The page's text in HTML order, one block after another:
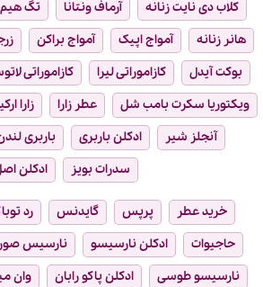
کلاب دی نایت زنانه
آرماف ونتانا تگ هیم
هانر زنانه
آمواج اپیک آمواج براکن
بوکت آیدل
کازاموراتی لیرا کازاموراتی
ویکتوریا سکرت بامب شل
عطر زارا زارا
آنجلز شیر
ادکلن باربری باربری
سدرات بویز
ادکلن
خرید عطر پرپس گایدنس رد
حاجیوات
ادکلن نارسیسو نارسیس
نارسیسو طوسی
ادکلن پاکو رابان وان